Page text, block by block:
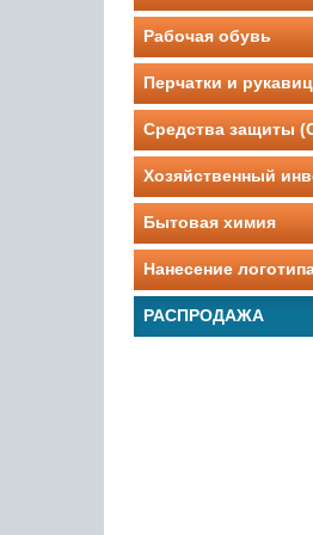
Рабочая обувь
Перчатки и
Средства защиты
Хозяйственный
Бытовая химия
Нанесение
РАСПРОДАЖА